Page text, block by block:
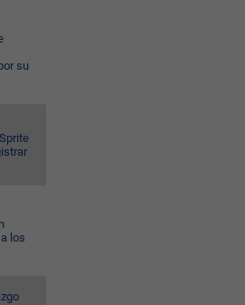
su
los